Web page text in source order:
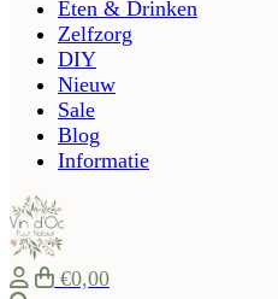
Eten & Drinken
Zelfzorg
DIY
Nieuw
Sale
Blog
Informatie
€0,00